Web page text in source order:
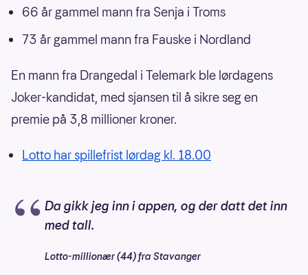
66 år gammel mann fra Senja i Troms
73 år gammel mann fra Fauske i Nordland
En mann fra Drangedal i Telemark ble lørdagens
Joker-kandidat, med sjansen til å sikre seg en
premie på 3,8 millioner kroner.
Lotto har spillefrist lørdag kl. 18.00
Da gikk jeg inn i appen, og der datt det inn
med tall.
Lotto-millionær (44) fra Stavanger